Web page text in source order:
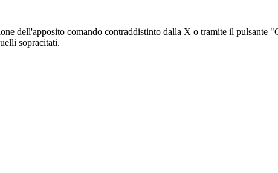
dell'apposito comando contraddistinto dalla X o tramite il pulsante
sopracitati.